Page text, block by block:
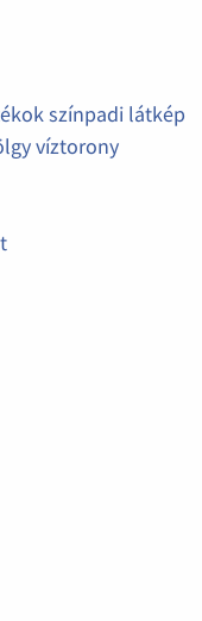
színpadi látkép
víztorony